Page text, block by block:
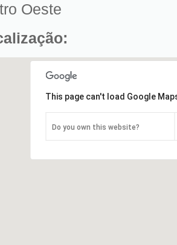
Oeste
This page can't load Google
Do you own this website?